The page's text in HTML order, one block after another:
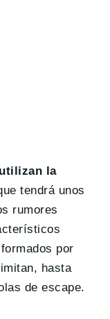
utilizan la
tendrá unos
rumores
por
hasta
de escape.